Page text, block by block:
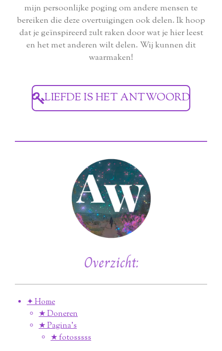
mijn persoonlijke poging om andere mensen te
bereiken die deze overtuigingen ook delen. Ik hoop
dat je geïnspireerd zult raken door wat je hier leest
en het met anderen wilt delen. Wij kunnen dit
waarmaken!
LIEFDE IS HET ANTWOORD
Overzicht:
✦ Home
★ Doneren
★ Pagina’s
★ fotosssss